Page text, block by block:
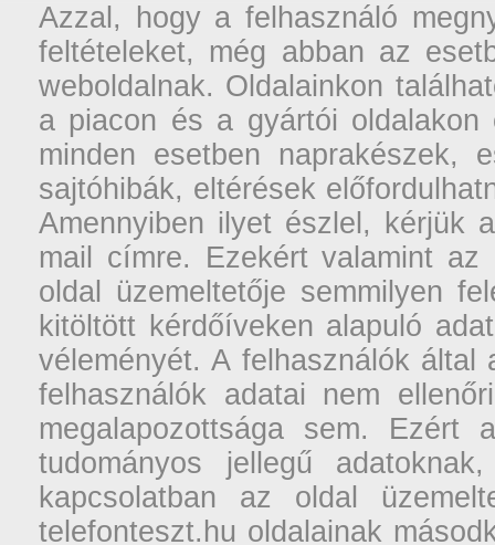
Azzal, hogy a felhasználó
feltételeket, még abban az
weboldalnak. Oldalainkon
a piacon és a gyártói oldalakon
minden esetben naprakészek,
sajtóhibák, eltérések
Amennyiben ilyet észlel, kérjük
mail címre. Ezekért valamint
oldal üzemeltetője semmilyen
kitöltött kérdőíveken alapuló
véleményét. A felhasználók
felhasználók adatai nem
megalapozottsága sem. Ezért
tudományos jellegű
kapcsolatban az oldal
telefonteszt.hu oldalainak